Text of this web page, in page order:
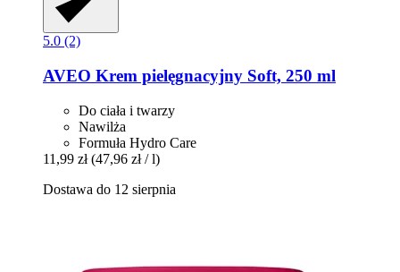
5.0 (2)
AVEO Krem pielęgnacyjny Soft, 250 ml
Do ciała i twarzy
Nawilża
Formuła Hydro Care
11,99 zł (47,96 zł / l)
Dostawa do 12 sierpnia